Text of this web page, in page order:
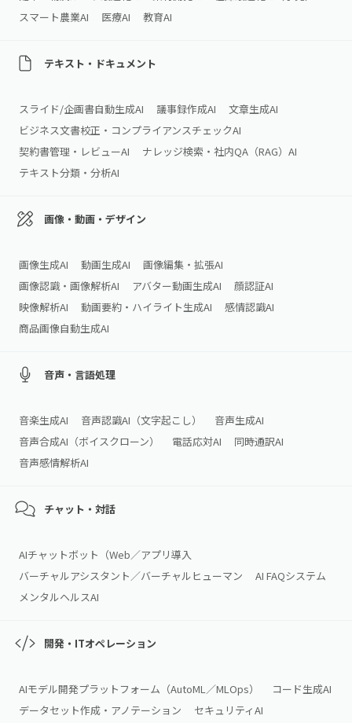
スマート農業AI
医療AI 教育AI
テキスト・ドキュメント
スライド/企画書自動生成AI 議事録作成AI
文章生成AI
ビジネス文書校正・コンプライアンスチェックAI
契約書管理・レビューAI
ナレッジ検索・社内QA（RAG）AI
テキスト分類・分析AI
画像・動画・デザイン
画像生成AI 動画生成AI
画像編集・拡張AI
画像認識・画像解析AI
アバター動画生成AI
顔認証AI
映像解析AI
動画要約・ハイライト生成AI
感情認識AI
商品画像自動生成AI
音声・言語処理
音楽生成AI 音声認識AI（文字起こし）
音声生成AI
音声合成AI（ボイスクローン）
電話応対AI
同時通訳AI
音声感情解析AI
チャット・対話
AIチャットボット（Web／アプリ導入
バーチャルアシスタント／バーチャルヒューマン
AI FAQシステム
メンタルヘルスAI
開発・ITオペレーション
AIモデル開発プラットフォーム（AutoML／MLOps）
コード生成AI
データセット作成・アノテーション
セキュリティAI